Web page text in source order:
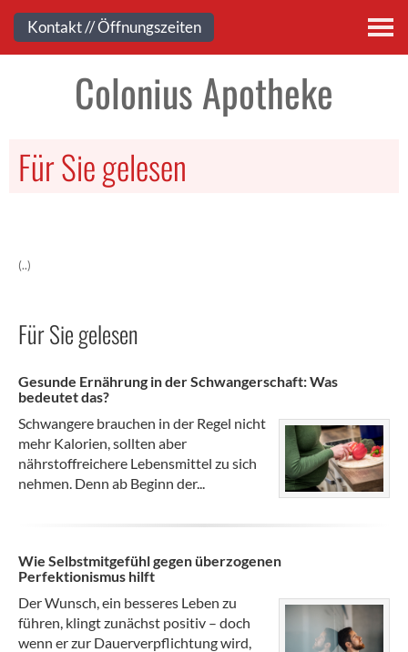
Kontakt
Colonius Apotheke
Für Sie gelesen
(..)
Für Sie gelesen
Gesunde Ernährung in der Schwangerschaft: Was
bedeutet das?
Schwangere brauchen in der Regel nicht
mehr Kalorien, sollten aber
nährstoffreichere Lebensmittel zu sich
nehmen. Denn ab Beginn der...
Wie Selbstmitgefühl gegen überzogenen
Perfektionismus hilft
Der Wunsch, ein besseres Leben zu
führen, klingt zunächst positiv – doch
wenn er zur Dauerverpflichtung wird,
Kontakt // Öffnungszeiten